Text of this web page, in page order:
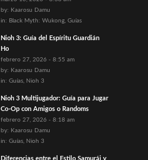
by: Kaarosu Damu
in: Black Myth: Wukong, Guías
Nioh 3: Guía del Espíritu Guardián
Ho
febrero 27, 2026 - 8:55 am
by: Kaarosu Damu
in: Guías, Nioh 3
Nioh 3 Multijugador: Guía para Jugar
Co-Op con Amigos o Randoms
febrero 27, 2026 - 8:18 am
by: Kaarosu Damu
in: Guías, Nioh 3
Diferencias entre el Estilo Samurái y